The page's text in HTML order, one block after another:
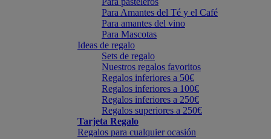
Para Amantes del Té y el Café
Para amantes del vino
Para Mascotas
Ideas de regalo
Sets de regalo
Nuestros regalos favoritos
Regalos inferiores a 50€
Regalos inferiores a 100€
Regalos inferiores a 250€
Regalos superiores a 250€
Tarjeta Regalo
Regalos para cualquier ocasión